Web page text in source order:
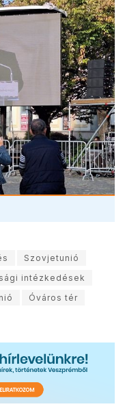
Szovjetunió
intézkedések
Óváros tér